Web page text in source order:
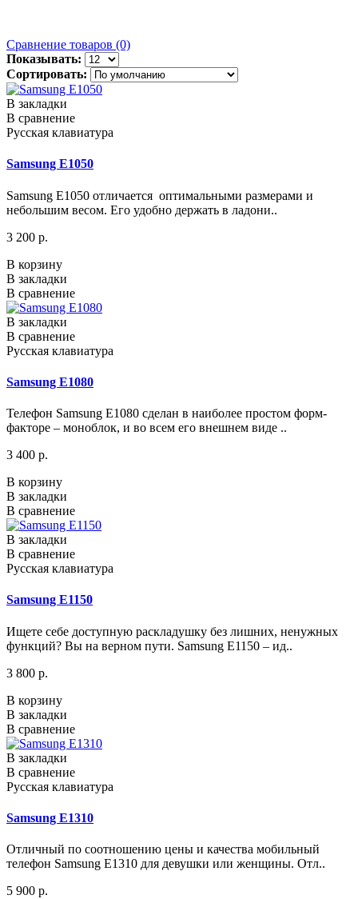
Сравнение товаров (0)
Показывать:
Сортировать:
В закладки
В сравнение
Русская клавиатура
Samsung E1050
Samsung E1050 отличается оптимальными размерами и
небольшим весом. Его удобно держать в ладони..
3 200 р.
В корзину
В закладки
В сравнение
В закладки
В сравнение
Русская клавиатура
Samsung E1080
Телефон Samsung E1080 сделан в наиболее простом форм-
факторе – моноблок, и во всем его внешнем виде ..
3 400 р.
В корзину
В закладки
В сравнение
В закладки
В сравнение
Русская клавиатура
Samsung E1150
Ищете себе доступную раскладушку без лишних, ненужных
функций? Вы на верном пути. Samsung E1150 – ид..
3 800 р.
В корзину
В закладки
В сравнение
В закладки
В сравнение
Русская клавиатура
Samsung E1310
Отличный по соотношению цены и качества мобильный
телефон Samsung E1310 для девушки или женщины. Отл..
5 900 р.